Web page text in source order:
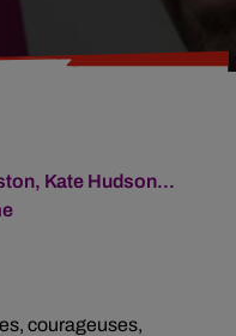
, Kate Hudson...
courageuses,